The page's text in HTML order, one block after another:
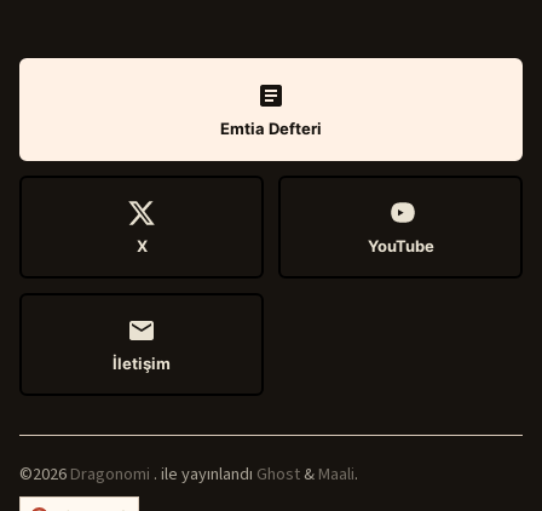
Emtia Defteri
X YouTube
İletişim
©2026Dragonomi .ile yayınlandı Ghost&Maali.